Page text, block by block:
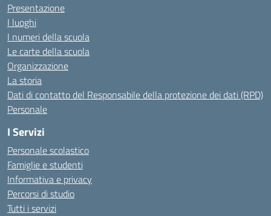
Presentazione
I luoghi
I numeri della scuola
Le carte della scuola
Organizzazione
La storia
Dati di contatto del Responsabile della protezione dei dati (RPD)
Personale
I Servizi
Personale scolastico
Famiglie e studenti
Informativa e privacy
Percorsi di studio
Tutti i servizi